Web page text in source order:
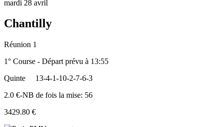
mardi 28 avril
Chantilly
Réunion 1
1° Course - Départ prévu à 13:55
Quinte
13-4-1-10-2-7-6-3
2.0 €-NB de fois la mise: 56
3429.80 €